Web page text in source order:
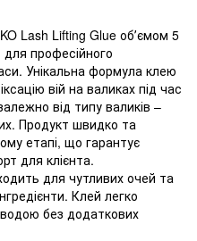
Lash Lifting Glue обʼємом 5
професійного
Унікальна формула клею
вій на валиках під час
від типу валиків –
Продукт швидко та
етапі, що гарантує
для клієнта.
для чутливих очей та
Клей легко
без додаткових